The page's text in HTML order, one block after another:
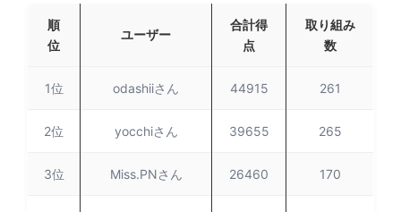
順
位
ユーザー
合計得
点
取り組み
数
1位 odashiiさん 44915 261
2位 yocchiさん 39655 265
3位 Miss.PNさん 26460 170